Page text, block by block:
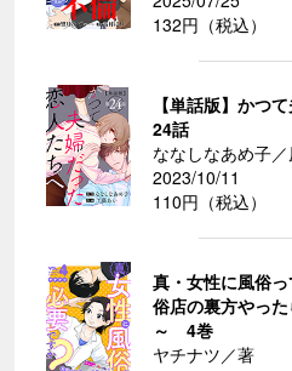
132円（税込）
【単話版】かつ
24話
ななしなあめ子
2023/10/11
110円（税込）
真・女性に風俗
俗店の裏方やっ
～ 4巻
ヤチナツ／著